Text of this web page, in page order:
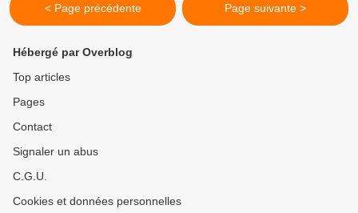
< Page précédente Page suivante >
Hébergé par Overblog
Top articles
Pages
Contact
Signaler un abus
C.G.U.
Cookies et données personnelles